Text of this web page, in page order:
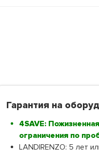
Гарантия на
4SAVE:
ограничения по
LANDIRENZO: 5 лет